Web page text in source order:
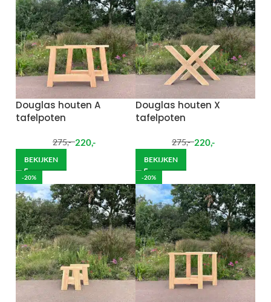
Douglas houten A
tafelpoten
275,- 220,-
BEKIJKEN
Douglas houten X
tafelpoten
275,- 220,-
BEKIJKEN
-20% -20%